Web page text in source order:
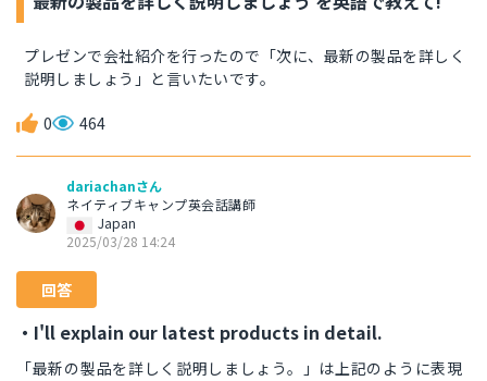
プレゼンで会社紹介を行ったので「次に、最新の製品を詳しく
説明しましょう」と言いたいです。
0 464
dariachanさん
ネイティブキャンプ英会話講師
Japan
2025/03/28 14:24
回答
・I'll explain our latest products in detail.
「最新の製品を詳しく説明しましょう。」は上記のように表現